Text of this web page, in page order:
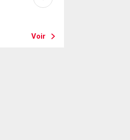
Voir